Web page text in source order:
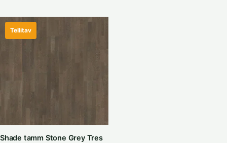
Tellitav
Shade tamm Stone Grey Tres